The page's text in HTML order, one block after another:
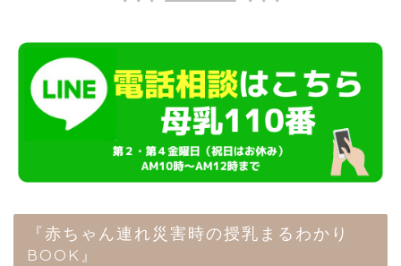
『赤ちゃん連れ災害時の授乳まるわかり
BOOK』